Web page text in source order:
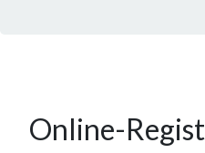
Online-